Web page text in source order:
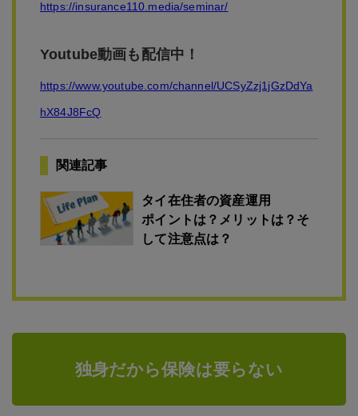
https://insurance110.media/seminar/
Youtube動画も配信中！
https://www.youtube.com/channel/UCSyZzj1jGzDdYa
hX84J8FcQ
関連記事
タイ在住者の資産運用
ポイントは？メリットは？そ
して注意点は？
独身だから保険は要らない